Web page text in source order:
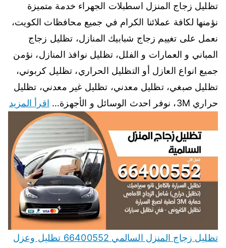
تظليل زجاج المنزل اسطبلات الجهراء خدمة متميزة
نؤمنها لكافة عملائنا الكرام في جميع محافظات الكويت،
نعمل على تغييم زجاج شبابيك المنازل، تظليل زجاج
المباني و العمارات و الفلل، تظليل نوافذ المنازل، نؤمن
جميع انواع العازل أو التظليل الحراري، تظليل كربوني،
تظليل صبغي، تظليل معدني، تظليل غير معدني، تظليل
حراري 3M، نوفر احدث الوسائل و الأجهزة…
اقرأ المزيد
تظليل زجاج المنزل السالمي 66400552 تظليل وعزل